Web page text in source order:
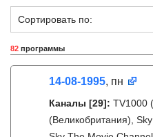
Сортировать по:
82 программы
14-08-1995, пн
Каналы [29]: TV1000
(Великобритания),